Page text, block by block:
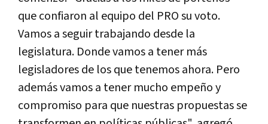
que confiaron al equipo del PRO su voto.
Vamos a seguir trabajando desde la
legislatura. Donde vamos a tener más
legisladores de los que tenemos ahora. Pero
además vamos a tener mucho empeño y
compromiso para que nuestras propuestas se